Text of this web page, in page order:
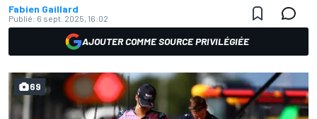
Fabien Gaillard
Publié: 6 sept. 2025, 16:02
AJOUTER COMME SOURCE PRIVILÉGIÉE
69